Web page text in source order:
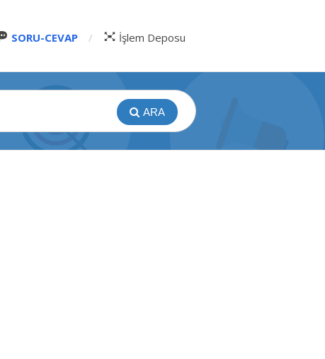
SORU-CEVAP İşlem Deposu
ARA